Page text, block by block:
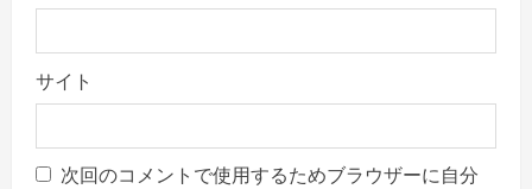
サイト
次回のコメントで使用するためブラウザーに自分